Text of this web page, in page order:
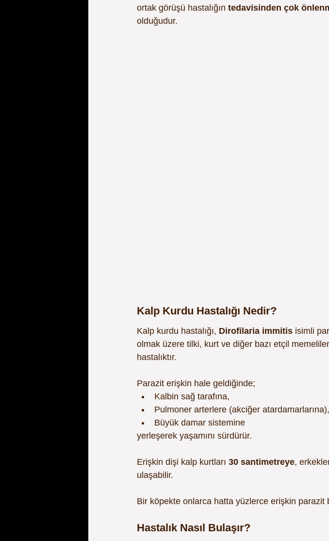
ortak görüşü hastalığın tedavisinden çok
olduğudur.
Kalp Kurdu Hastalığı Nedir?
Kalp kurdu hastalığı, Dirofilaria immitis isimli
olmak üzere tilki, kurt ve diğer bazı etçil
hastalıktır.
Parazit erişkin hale geldiğinde;
Kalbin sağ tarafına,
Pulmoner arterlere (akciğer atardamarlarına),
Büyük damar sistemine
yerleşerek yaşamını sürdürür.
Erişkin dişi kalp kurtları 30 santimetreye,
ulaşabilir.
Bir köpekte onlarca hatta yüzlerce erişkin parazit
Hastalık Nasıl Bulaşır?